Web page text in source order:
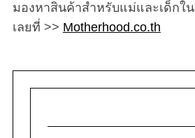
มองหาสินค้าสำหรับแม่และเด็กใ
เลยที่ >> Motherhood.co.th